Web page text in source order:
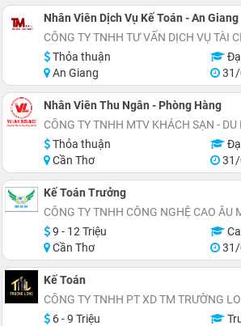
Nhân Viên Dịch Vụ Kế Toán - An Giang
Thỏa thuận
An Giang
31/
Nhân Viên Thu Ngân - Phòng Hàng
Thỏa thuận
Cần Thơ
31/
Kế Toán Trưởng
CÔNG TY TNHH CÔNG NGHỆ CAO ÂU
9 - 12 Triệu
Cần Thơ
31/
Kế Toán
CÔNG TY TNHH PT XD TM TRƯỜNG
6 - 9 Triệu